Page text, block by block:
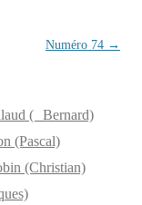
Numéro 74 →
( Bernard)
(Pascal)
(Christian)